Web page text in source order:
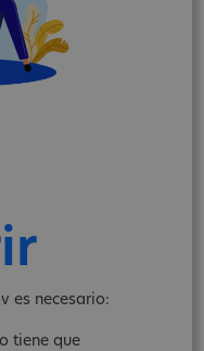
es necesario:
tiene que